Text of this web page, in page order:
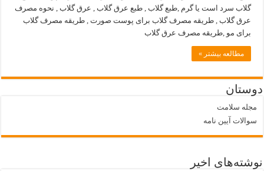
گلاب سرد است یا گرم ,طبع گلاب , طبع عرق گلاب , عرق گلاب , نحوه مصرف
عرق گلاب , طریقه مصرف گلاب برای پوست صورت , طریقه مصرف گلاب
برای مو ,طریقه مصرف عرق گلاب
مطالعه بیشتر »
دوستان
مجله سلامت
سوالات آیین نامه
نوشته‌های اخیر